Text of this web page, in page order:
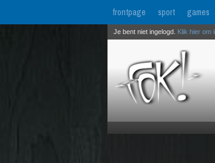
frontpage sport games
Je bent niet ingelogd. Klik hier om